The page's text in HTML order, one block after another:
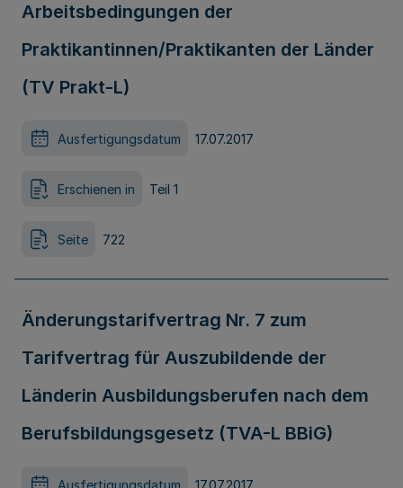
Arbeitsbedingungen der
Praktikantinnen/Praktikanten der Länder
(TV Prakt-L)
Ausfertigungsdatum 17.07.2017
Erschienen in Teil 1
Seite 722
Änderungstarifvertrag Nr. 7 zum
Tarifvertrag für Auszubildende der
Länderin Ausbildungsberufen nach dem
Berufsbildungsgesetz (TVA-L BBiG)
Ausfertigungsdatum 17.07.2017